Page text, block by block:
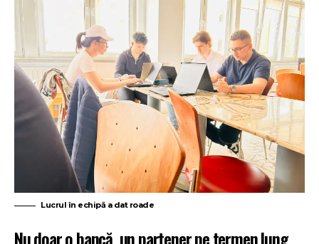
Lucrul în echipă a dat roade
Nu doar o bancă, un partener pe termen lung